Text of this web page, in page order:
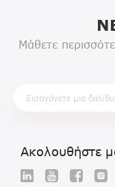
Μάθετε
Ακολουθήστε